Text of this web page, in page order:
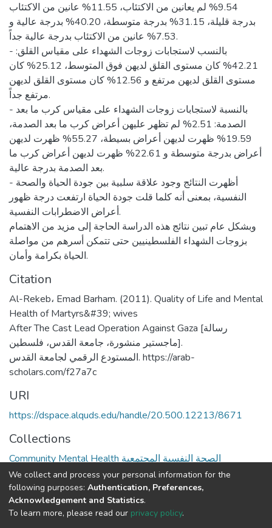
9.54% لم يعانين من الاكتئاب، 11.55% عانين من الاكتئاب
بدرجة قليلة، 31.15% بدرجة متوسطة، 40.20% بدرجة عالية و
7.53% عانين من الاكتئاب بدرجة عالية جداً.
- بالنسب لاستجابات زوجات الشهداء على مقياس القلق:
42.21% كان مستوى القلق لديهن فوق المتوسط، 25.12% كان
مستوى القلق لديهن مرتفع و 12.56% كان مستوى القلق لديهن
مرتفع جداً.
- بالنسبة لاستجابات زوجات الشهداء على مقياس كرب ما بعد
الصدمة: 2.51% لم تظهر عليهن أعراض كرب ما بعد الصدمة،
19.59% ظهرت لديهن أعراض بسيطة، 55.27% ظهرت لديهن
أعراض بدرجة متوسطة و 22.61% ظهرت لديهن أعراض كرب ما
بعد الصدمة بدرجة عالية.
- أظهرت النتائج وجود علاقة سلبية بين جودة الحياة والصحة
النفسية، بمعنى أنه كلما قلت جودة الحياة ارتفعت درجة ظهور
أعراض الاضطرابات النفسية.
وبشكل عام تبين نتائج هذه الدراسة الحاجة إلى مزيد من الاهتمام
بزوجات الشهداء الفلسطينيين حتى تتمكن أسرهم من مواصلة
الحياة بكرامة وأمان.
Citation
Al-Rekeb، Emad Barham. (2011). Quality of Life and Mental
Health of Martyrs&#39; wives
After The Cast Lead Operation Against Gaza [رسالة
ماجستير منشورة، جامعة القدس، فلسطين].
المستودع الرقمي لجامعة القدس. https://arab-
scholars.com/f27a7c
URI
https://dspace.alquds.edu/handle/20.500.12213/8671
Collections
Community Mental Health الصحة النفسية المجتمعية
Full item page
We collect and process your personal information for the
following purposes: Authentication, Preferences,
Acknowledgement and Statistics.
To learn more, please read our privacy policy.